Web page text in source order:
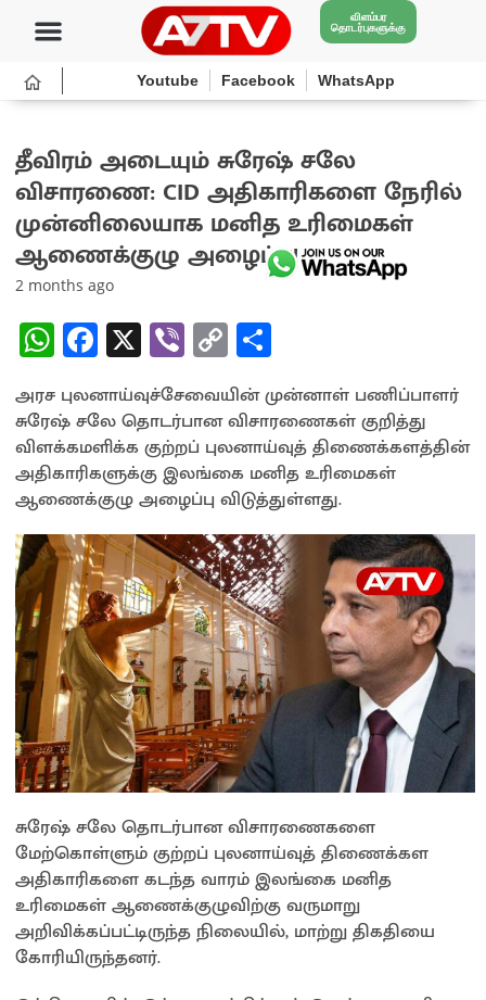
விளம்பர
தொடர்புகளுக்கு
Youtube Facebook WhatsApp
தீவிரம் அடையும் சுரேஷ் சலே
விசாரணை: CID அதிகாரிகளை நேரில்
முன்னிலையாக மனித உரிமைகள்
ஆணைக்குழு அழைப்பு!
2 months ago
W
h
at
sA
p
p
Fa
ce
b
o
o
k
X Vi
b
er
C
o
py
Li
n
k
ar
e
அரச புலனாய்வுச்சேவையின் முன்னாள் பணிப்பாளர்
சுரேஷ் சலே தொடர்பான விசாரணைகள் குறித்து
விளக்கமளிக்க குற்றப் புலனாய்வுத் திணைக்களத்தின்
அதிகாரிகளுக்கு இலங்கை மனித உரிமைகள்
ஆணைக்குழு அழைப்பு விடுத்துள்ளது.
சுரேஷ் சலே தொடர்பான விசாரணைகளை
மேற்கொள்ளும் குற்றப் புலனாய்வுத் திணைக்கள
அதிகாரிகளை கடந்த வாரம் இலங்கை மனித
உரிமைகள் ஆணைக்குழுவிற்கு வருமாறு
அறிவிக்கப்பட்டிருந்த நிலையில், மாற்று திகதியை
கோரியிருந்தனர்.